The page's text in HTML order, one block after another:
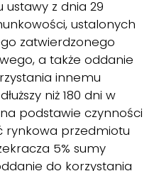
z dnia 29
ustalonych
zatwierdzonego
a także oddanie
innemu
niż 180 dni w
podstawie czynności
rynkowa przedmiotu
5% sumy
do korzystania